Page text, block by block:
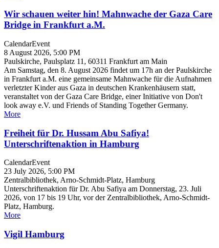
Wir schauen weiter hin! Mahnwache der Gaza Care
Bridge in Frankfurt a.M.
CalendarEvent
8 August 2026, 5:00 PM
Paulskirche, Paulsplatz 11, 60311 Frankfurt am Main
Am Samstag, den 8. August 2026 findet um 17h an der Paulskirche
in Frankfurt a.M. eine gemeinsame Mahnwache für die Aufnahmen
verletzter Kinder aus Gaza in deutschen Krankenhäusern statt,
veranstaltet von der Gaza Care Bridge, einer Initiative von Don't
look away e.V. und Friends of Standing Together Germany.
More
Freiheit für Dr. Hussam Abu Safiya!
Unterschriftenaktion in Hamburg
CalendarEvent
23 July 2026, 5:00 PM
Zentralbibliothek, Arno-Schmidt-Platz, Hamburg
Unterschriftenaktion für Dr. Abu Safiya am Donnerstag, 23. Juli
2026, von 17 bis 19 Uhr, vor der Zentralbibliothek, Arno-Schmidt-
Platz, Hamburg.
More
Vigil Hamburg